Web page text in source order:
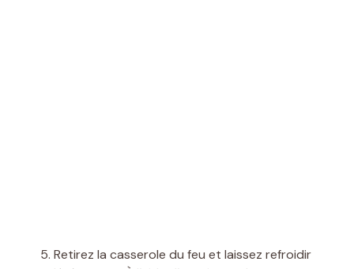
Retirez la casserole du feu et laissez refroidir